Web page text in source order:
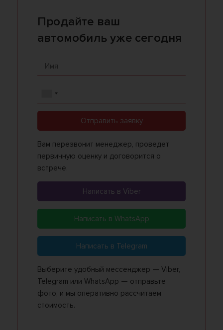
Продайте ваш
автомобиль уже сегодня
Отправить заявку
Вам перезвонит менеджер, проведет
первичную оценку и договорится о
встрече.
Написать в Viber
Написать в WhatsApp
Написать в Telegram
Выберите удобный мессенджер — Viber,
Telegram или WhatsApp — отправьте
фото, и мы оперативно рассчитаем
стоимость.